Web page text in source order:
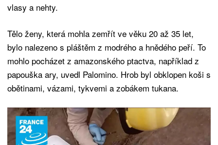
vlasy a nehty.
Tělo ženy, která mohla zemřít ve věku 20 až 35 let,
bylo nalezeno s pláštěm z modrého a hnědého peří. To
mohlo pocházet z amazonského ptactva, například z
papouška ary, uvedl Palomino. Hrob byl obklopen koši s
obětinami, vázami, tykvemi a zobákem tukana.